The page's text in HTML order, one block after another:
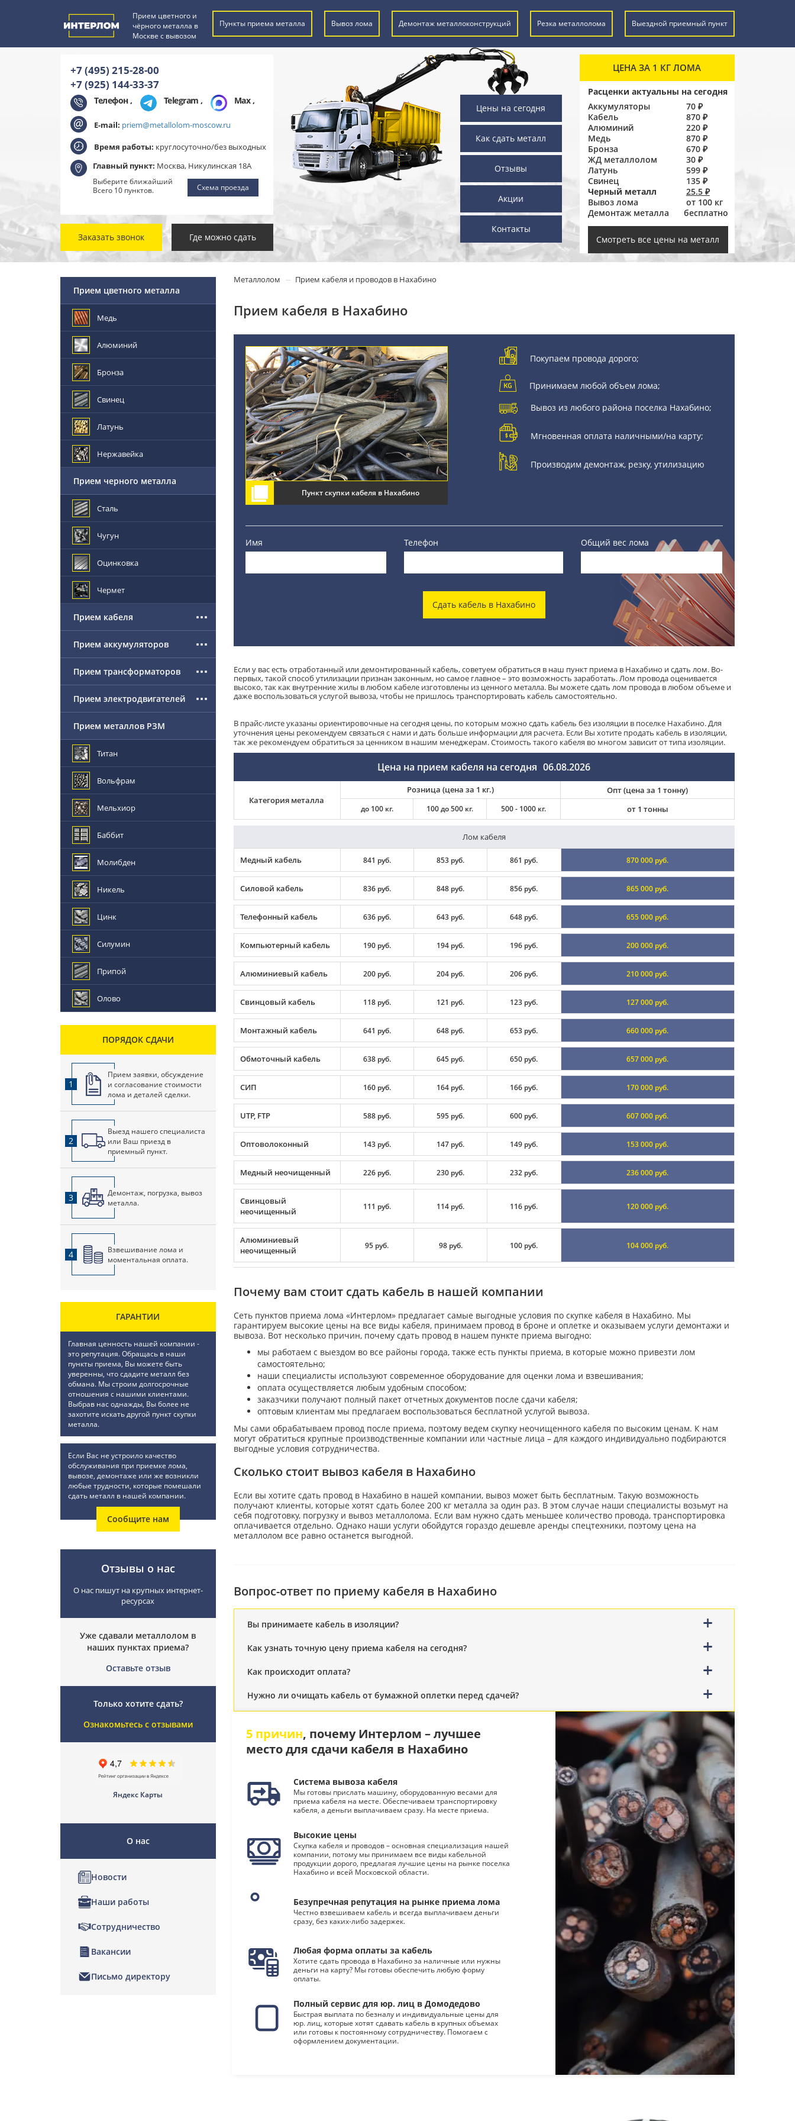
Прием цветного и
чёрного металла в
Москве с вывозом
Пункты приема металла Вывоз лома Демонтаж металлоконструкций Резка металлолома Выездной приемный пункт
+7 (495) 215-28-00
+7 (925) 144-33-37
Телефон , Telegram , Max,
E-mail: priem@metallolom-moscow.ru
Время работы: круглосуточно/без выходных
Главный пункт: Москва, Никулинская 18А
Выберите ближайший
Всего 10 пунктов.
Схема проезда
Заказать звонок Где можно сдать
ЦЕНА ЗА 1 КГ ЛОМА
Расценки актуальны на сегодня
Аккумуляторы
70 ₽
Кабель
870 ₽
Алюминий
220 ₽
Медь
870 ₽
Бронза
670 ₽
ЖД металлолом
30 ₽
Латунь
599 ₽
Свинец
135 ₽
Черный металл
25.5 ₽
Вывоз лома
от 100 кг
Демонтаж металла
бесплатно
Смотреть все цены на металл
Цены на сегодня
Как сдать металл
Отзывы
Акции
Контакты
Металлолом Прием кабеля и проводов в Нахабино
Прием кабеля в Нахабино
Пункт скупки кабеля в Нахабино
Покупаем провода дорого;
Принимаем любой объем лома;
Вывоз из любого района поселка Нахабино;
Мгновенная оплата наличными/на карту;
Производим демонтаж, резку, утилизацию
Имя Телефон Общий вес лома
Сдать кабель в Нахабино
Если у вас есть отработанный или демонтированный кабель, советуем обратиться в наш пункт приема в Нахабино и сдать лом. Во-
первых, такой способ утилизации признан законным, но самое главное – это возможность заработать. Лом провода оценивается
высоко, так как внутренние жилы в любом кабеле изготовлены из ценного металла. Вы можете сдать лом провода в любом объеме и
даже воспользоваться услугой вывоза, чтобы не пришлось транспортировать кабель самостоятельно.
В прайс-листе указаны ориентировочные на сегодня цены, по которым можно сдать кабель без изоляции в поселке Нахабино. Для
уточнения цены рекомендуем связаться с нами и дать больше информации для расчета. Если Вы хотите продать кабель в изоляции,
так же рекомендуем обратиться за ценником в нашим менеджерам. Стоимость такого кабеля во многом зависит от типа изоляции.
Цена на прием кабеля на сегодня 06.08.2026
Категория металла
Розница (цена за 1 кг.)
до 100 кг. 100 до 500 кг. 500 - 1000 кг.
Опт (цена за 1 тонну)
от 1 тонны
Лом кабеля
Медный кабель 841 руб. 853 руб. 861 руб. 870 000 руб.
Силовой кабель 836 руб. 848 руб. 856 руб. 865 000 руб.
Телефонный кабель 636 руб. 643 руб. 648 руб. 655 000 руб.
Компьютерный кабель 190 руб. 194 руб. 196 руб. 200 000 руб.
Алюминиевый кабель 200 руб. 204 руб. 206 руб. 210 000 руб.
Свинцовый кабель 118 руб. 121 руб. 123 руб. 127 000 руб.
Монтажный кабель 641 руб. 648 руб. 653 руб. 660 000 руб.
Обмоточный кабель 638 руб. 645 руб. 650 руб. 657 000 руб.
СИП 160 руб. 164 руб. 166 руб. 170 000 руб.
UTP, FTP 588 руб. 595 руб. 600 руб. 607 000 руб.
Оптоволоконный 143 руб. 147 руб. 149 руб. 153 000 руб.
Медный неочищенный 226 руб. 230 руб. 232 руб. 236 000 руб.
Свинцовый
неочищенный
111 руб. 114 руб. 116 руб. 120 000 руб.
Алюминиевый
неочищенный
95 руб. 98 руб. 100 руб. 104 000 руб.
Почему вам стоит сдать кабель в нашей компании
Сеть пунктов приема лома «Интерлом» предлагает самые выгодные условия по скупке кабеля в Нахабино. Мы
гарантируем высокие цены на все виды кабеля, принимаем провод в броне и оплетке и оказываем услуги демонтажи и
вывоза. Вот несколько причин, почему сдать провод в нашем пункте приема выгодно:
мы работаем с выездом во все районы города, также есть пункты приема, в которые можно привезти лом
самостоятельно;
наши специалисты используют современное оборудование для оценки лома и взвешивания;
оплата осуществляется любым удобным способом;
заказчики получают полный пакет отчетных документов после сдачи кабеля;
оптовым клиентам мы предлагаем воспользоваться бесплатной услугой вывоза.
Мы сами обрабатываем провод после приема, поэтому ведем скупку неочищенного кабеля по высоким ценам. К нам
могут обратиться крупные производственные компании или частные лица – для каждого индивидуально подбираются
выгодные условия сотрудничества.
Сколько стоит вывоз кабеля в Нахабино
Если вы хотите сдать провод в Нахабино в нашей компании, вывоз может быть бесплатным. Такую возможность
получают клиенты, которые хотят сдать более 200 кг металла за один раз. В этом случае наши специалисты возьмут на
себя подготовку, погрузку и вывоз металлолома. Если вам нужно сдать меньшее количество провода, транспортировка
оплачивается отдельно. Однако наши услуги обойдутся гораздо дешевле аренды спецтехники, поэтому цена на
металлолом все равно останется выгодной.
Вопрос-ответ по приему кабеля в Нахабино
Вы принимаете кабель в изоляции?
Как узнать точную цену приема кабеля на сегодня?
Как происходит оплата?
Нужно ли очищать кабель от бумажной оплетки перед сдачей?
5 причин, почему Интерлом – лучшее
место для сдачи кабеля в Нахабино
Система вывоза кабеля
Мы готовы прислать машину, оборудованную весами для
приема кабеля на месте. Обеспечиваем транспортировку
кабеля, а деньги выплачиваем сразу. На месте приема.
Высокие цены
Скупка кабеля и проводов – основная специализация нашей
компании, потому мы принимаем все виды кабельной
продукции дорого, предлагая лучшие цены на рынке поселка
Нахабино и всей Московской области.
Безупречная репутация на рынке приема лома
Честно взвешиваем кабель и всегда выплачиваем деньги
сразу, без каких-либо задержек.
Любая форма оплаты за кабель
Хотите сдать провода в Нахабино за наличные или нужны
деньги на карту? Мы готовы обеспечить любую форму
оплаты.
Полный сервис для юр. лиц в Домодедово
Быстрая выплата по безналу и индивидуальные цены для
юр. лиц, которые хотят сдавать кабель в крупных объемах
или готовы к постоянному сотрудничеству. Помогаем с
оформлением документации.
Прием цветного металла
Медь
Алюминий
Бронза
Свинец
Латунь
Нержавейка
Прием черного металла
Сталь
Чугун
Оцинковка
Чермет
Прием кабеля
Прием аккумуляторов
Прием трансформаторов
Прием электродвигателей
Прием металлов РЗМ
Титан
Вольфрам
Мельхиор
Баббит
Молибден
Никель
Цинк
Силумин
Припой
Олово
ПОРЯДОК СДАЧИ
1
Прием заявки, обсуждение
и согласование стоимости
лома и деталей сделки.
2
Выезд нашего специалиста
или Ваш приезд в
приемный пункт.
3
Демонтаж, погрузка, вывоз
металла.
4
Взвешивание лома и
моментальная оплата.
ГАРАНТИИ
Главная ценность нашей компании -
это репутация. Обращась в наши
пункты приема, Вы можете быть
уверенны, что сдадите металл без
обмана. Мы строим долгосрочные
отношения с нашими клиентами.
Выбрав нас однажды, Вы более не
захотите искать другой пункт скупки
металла.
Если Вас не устроило качество
обслуживания при приемке лома,
вывозе, демонтаже или же возникли
любые трудности, которые помешали
сдать металл в нашей компании.
Сообщите нам
Отзывы о нас
О нас пишут на крупных интернет-
ресурсах
Уже сдавали металлолом в
наших пунктах приема?
Оставьте отзыв
Только хотите сдать?
Ознакомьтесь с отзывами
Яндекс Карты
О нас
Новости
Наши работы
Сотрудничество
Вакансии
Письмо директору